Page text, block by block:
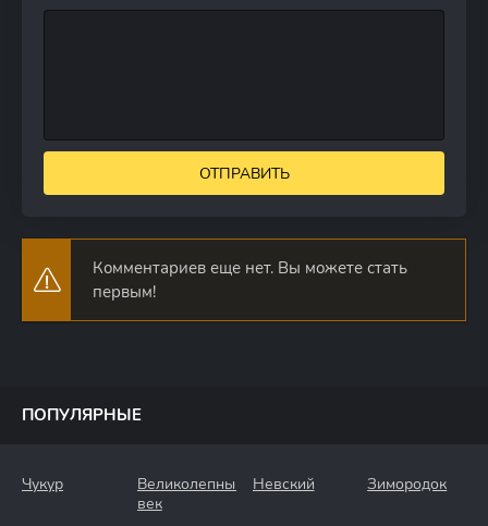
ОТПРАВИТЬ
Комментариев еще нет. Вы можете стать
первым!
ПОПУЛЯРНЫЕ
Чукур
Великолепный
век
Невский Зимородок